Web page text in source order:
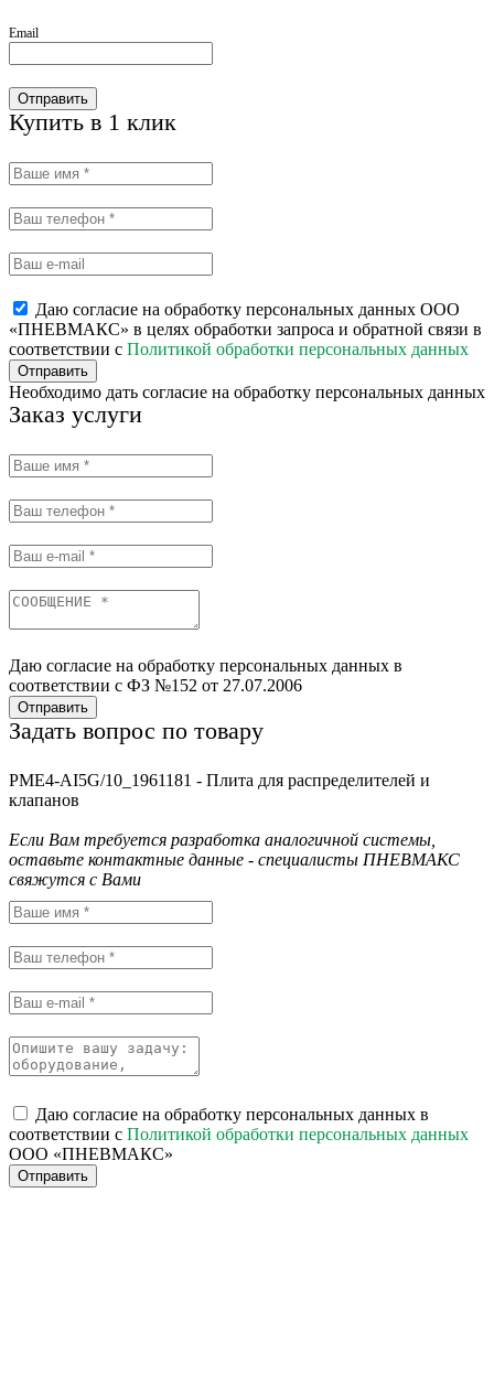
Email
Отправить
Купить в 1 клик
Даю согласие на обработку персональных данных ООО
«ПНЕВМАКС» в целях обработки запроса и обратной связи в
соответствии с Политикой обработки персональных данных
Отправить
Необходимо дать согласие на обработку персональных данных
Заказ услуги
Даю согласие на обработку персональных данных в
соответствии с ФЗ №152 от 27.07.2006
Отправить
Задать вопрос по товару
PME4-AI5G/10_1961181 - Плита для распределителей и
клапанов
Если Вам требуется разработка аналогичной системы,
оставьте контактные данные - специалисты ПНЕВМАКС
свяжутся с Вами
Даю согласие на обработку персональных данных в
соответствии с Политикой обработки персональных данных
ООО «ПНЕВМАКС»
Отправить